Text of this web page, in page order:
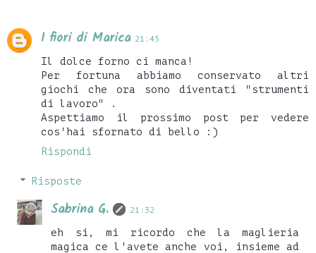
I fiori di Marica 21:45
Il dolce forno ci manca!
Per fortuna abbiamo conservato altri
giochi che ora sono diventati "strumenti
di lavoro" .
Aspettiamo il prossimo post per vedere
cos'hai sfornato di bello :)
Rispondi
Risposte
Sabrina G. 21:32
eh si, mi ricordo che la maglieria
magica ce l'avete anche voi, insieme ad